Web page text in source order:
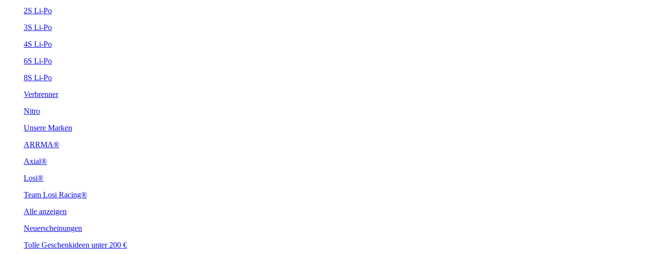
2S Li-Po
3S Li-Po
4S Li-Po
6S Li-Po
8S Li-Po
Verbrenner
Nitro
Unsere Marken
ARRMA®
Axial®
Losi®
Team Losi Racing®
Alle anzeigen
Neuerscheinungen
Tolle Geschenkideen unter 200 €